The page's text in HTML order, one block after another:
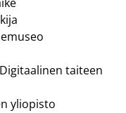
taiteen
yliopisto